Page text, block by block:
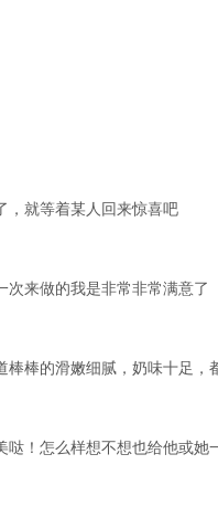
，就等着某人回来惊喜吧
次来做的我是非常非常满意了
棒的滑嫩细腻，奶味十足
！怎么样想不想也给他或她